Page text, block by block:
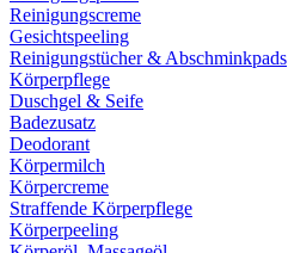
Reinigungscreme
Gesichtspeeling
Reinigungstücher & Abschminkpads
Körperpflege
Duschgel & Seife
Badezusatz
Deodorant
Körpermilch
Körpercreme
Straffende Körperpflege
Körperpeeling